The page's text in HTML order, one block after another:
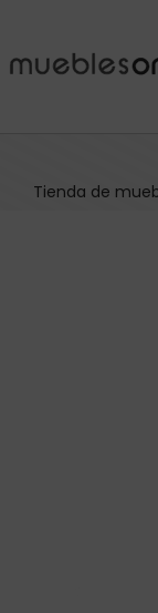
Tienda de